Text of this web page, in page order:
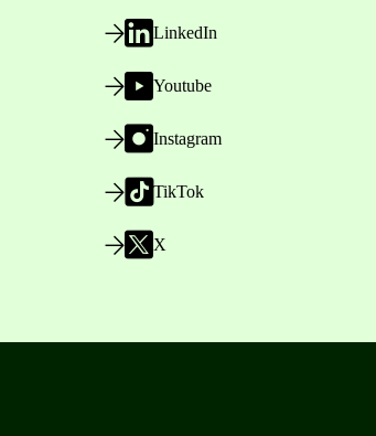
LinkedIn
Youtube
Instagram
TikTok
X